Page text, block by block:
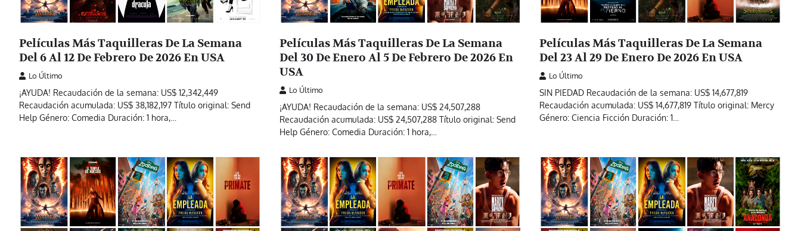
Películas Más Taquilleras De La Semana
Del 6 Al 12 De Febrero De 2026 En USA
Lo Último
¡AYUDA! Recaudación de la semana: US$ 12,342,449
Recaudación acumulada: US$ 38,182,197 Título original: Send
Help Género: Comedia Duración: 1 hora,…
Películas Más Taquilleras De La Semana
Del 30 De Enero Al 5 De Febrero De 2026 En
USA
Lo Último
¡AYUDA! Recaudación de la semana: US$ 24,507,288
Recaudación acumulada: US$ 24,507,288 Título original: Send
Help Género: Comedia Duración: 1 hora,…
Películas Más Taquilleras De La Semana
Del 23 Al 29 De Enero De 2026 En USA
Lo Último
SIN PIEDAD Recaudación de la semana: US$ 14,677,819
Recaudación acumulada: US$ 14,677,819 Título original: Mercy
Género: Ciencia Ficción Duración: 1…